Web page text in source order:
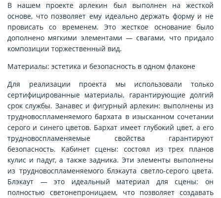
В нашем проекте арлекин был выполнен на жесткой
основе, что позволяет ему идеально держать форму и не
провисать со временем. Это жесткое основание было
дополнено мягкими элементами — свагами, что придало
композиции торжественный вид.
Материалы: эстетика и безопасность в одном флаконе
Для реализации проекта мы использовали только
сертифицированные материалы, гарантирующие долгий
срок службы. Занавес и фигурный арлекин: выполнены из
трудновоспламеняемого бархата в изысканном сочетании
серого и синего цветов. Бархат имеет глубокий цвет, а его
трудновоспламеняемые свойства гарантируют
безопасность.
Кабинет сцены: состоял из трех планов
кулис и падуг, а также задника. Эти элементы выполнены
из трудновоспламеняемого блэкаута светло-серого цвета.
Блэкаут — это идеальный материал для сцены: он
полностью светонепроницаем, что позволяет создавать